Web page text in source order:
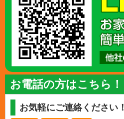
お電話の方はこちら！
お気軽にご連絡ください！